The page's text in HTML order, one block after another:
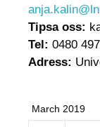
Tipsa oss:
Tel: 0480
Adress:
March 2019